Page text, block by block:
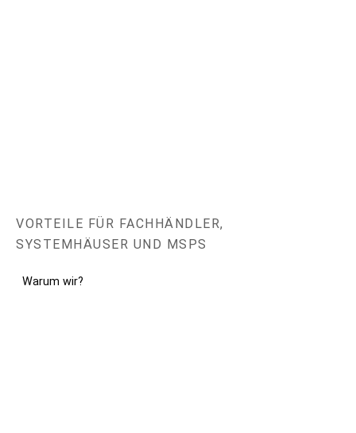
VORTEILE FÜR FACHHÄNDLER,
SYSTEMHÄUSER UND MSPS
Warum wir?